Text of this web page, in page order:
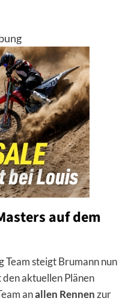
auf dem
steigt Brumann nun
aktuellen Plänen
anallen Rennenzur